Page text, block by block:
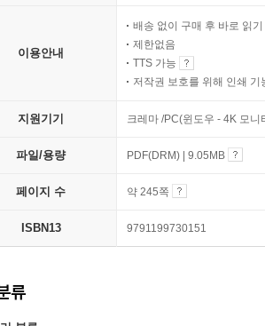
이용안내
배송 없이 구매 후 바로 읽기
제한없음
TTS 가능
저작권 보호를 위해 인쇄 기
지원기기 크레마 /PC(윈도우 - 4K 모
파일/용량 PDF(DRM) | 9.05MB
페이지 수 약 245쪽
ISBN13 9791199730151
류